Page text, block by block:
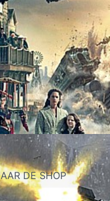
DE SHOP